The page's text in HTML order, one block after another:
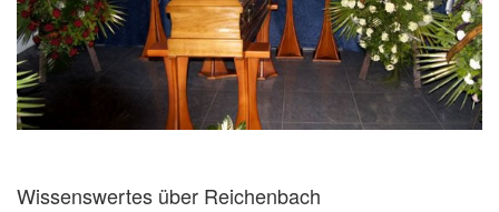
Wissenswertes über Reichenbach